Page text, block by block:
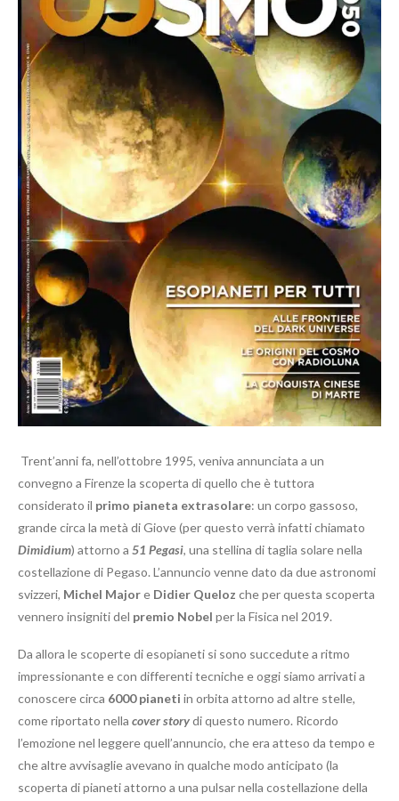
Trent’anni fa, nell’ottobre 1995, veniva annunciata a un
convegno a Firenze la scoperta di quello che è tuttora
considerato il primo pianeta extrasolare: un corpo gassoso,
grande circa la metà di Giove (per questo verrà infatti chiamato
Dimidium) attorno a 51 Pegasi, una stellina di taglia solare nella
costellazione di Pegaso. L’annuncio venne dato da due astronomi
svizzeri, Michel Majore Didier Queloz che per questa scoperta
vennero insigniti del premio Nobel per la Fisica nel 2019.
Da allora le scoperte di esopianeti si sono succedute a ritmo
impressionante e con differenti tecniche e oggi siamo arrivati a
conoscere circa 6000 pianeti in orbita attorno ad altre stelle,
come riportato nella cover storydi questo numero. Ricordo
l’emozione nel leggere quell’annuncio, che era atteso da tempo e
che altre avvisaglie avevano in qualche modo anticipato (la
scoperta di pianeti attorno a una pulsar nella costellazione della